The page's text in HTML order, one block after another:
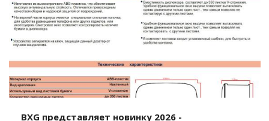
BXG представляет новинку 2026 -